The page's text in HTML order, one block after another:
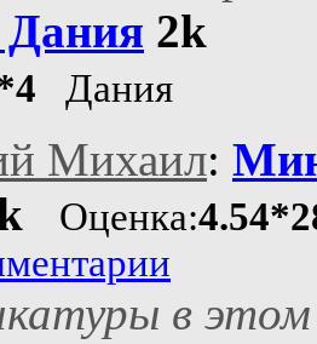
Дания 2k
Дания
Михаил:
Оценка:
в этом